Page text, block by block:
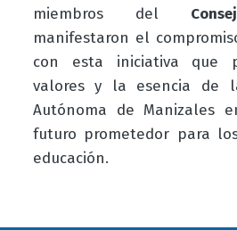
miembros del
manifestaron el
con esta iniciativa que
valores y la esencia de
Autónoma de Manizales
futuro prometedor para
educación.